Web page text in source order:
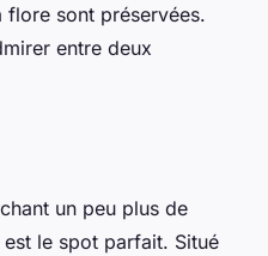
sont préservées.
entre deux
un peu plus de
le spot parfait. Situé